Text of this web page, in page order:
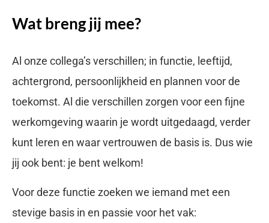
Wat breng jij mee?
Al onze collega’s verschillen; in functie, leeftijd,
achtergrond, persoonlijkheid en plannen voor de
toekomst. Al die verschillen zorgen voor een fijne
werkomgeving waarin je wordt uitgedaagd, verder
kunt leren en waar vertrouwen de basis is. Dus wie
jij ook bent: je bent welkom!
Voor deze functie zoeken we iemand met een
stevige basis in en passie voor het vak: